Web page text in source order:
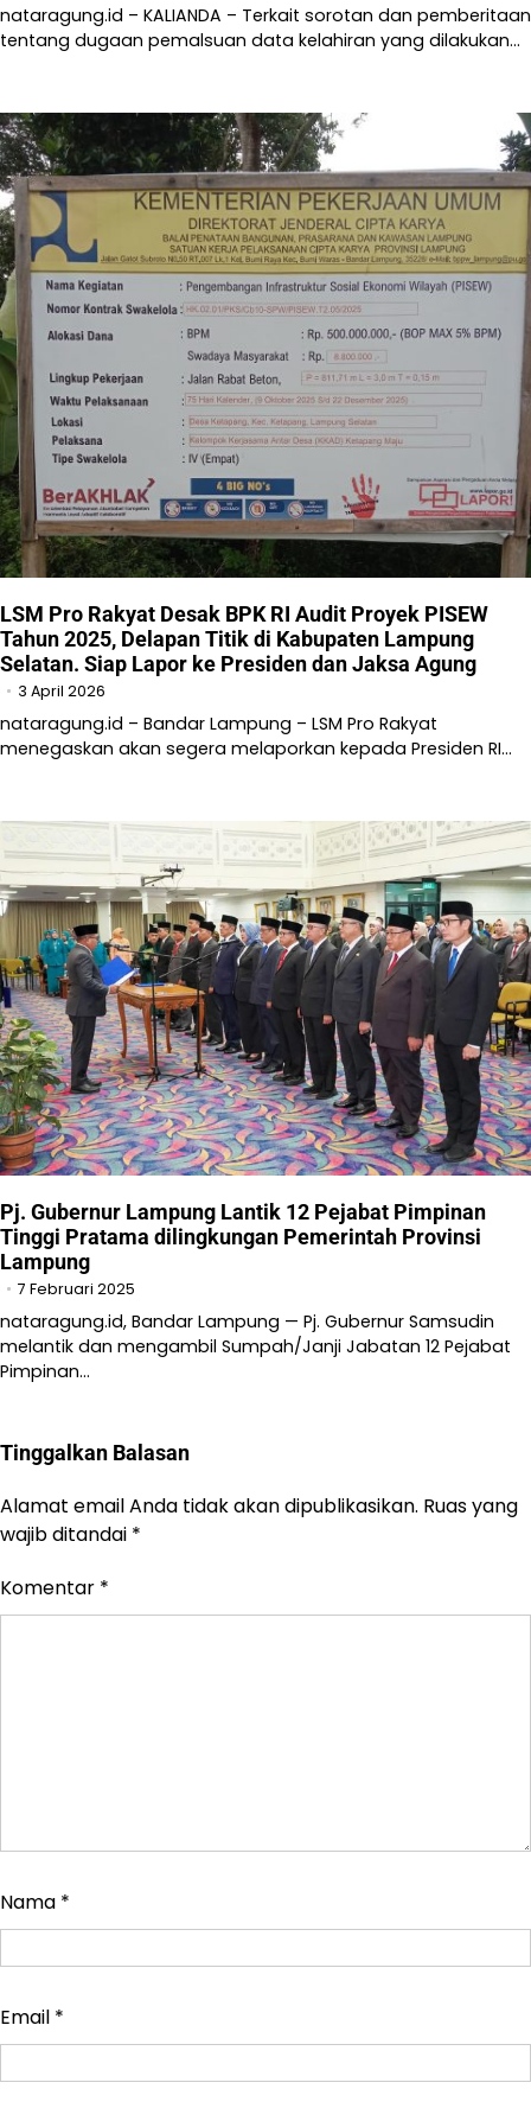
nataragung.id – KALIANDA – Terkait sorotan dan pemberitaan
tentang dugaan pemalsuan data kelahiran yang dilakukan…
LSM Pro Rakyat Desak BPK RI Audit Proyek PISEW
Tahun 2025, Delapan Titik di Kabupaten Lampung
Selatan. Siap Lapor ke Presiden dan Jaksa Agung
3 April 2026
nataragung.id – Bandar Lampung – LSM Pro Rakyat
menegaskan akan segera melaporkan kepada Presiden RI…
Pj. Gubernur Lampung Lantik 12 Pejabat Pimpinan
Tinggi Pratama dilingkungan Pemerintah Provinsi
Lampung
7 Februari 2025
nataragung.id, Bandar Lampung — Pj. Gubernur Samsudin
melantik dan mengambil Sumpah/Janji Jabatan 12 Pejabat
Pimpinan…
Tinggalkan Balasan
Alamat email Anda tidak akan dipublikasikan. Ruas yang
wajib ditandai *
Komentar *
Nama *
Email *